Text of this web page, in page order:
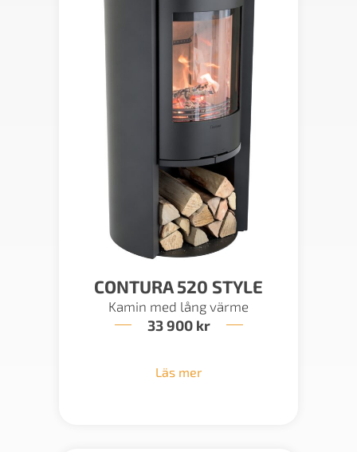
CONTURA 520 STYLE
Kamin med lång värme
33 900 kr
Läs mer